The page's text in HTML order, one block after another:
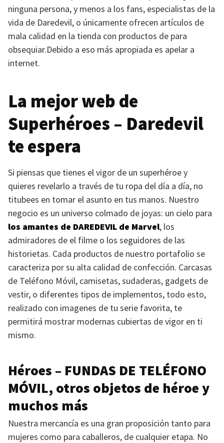
ninguna persona, y menos a los fans, especialistas de la
vida de Daredevil, o únicamente ofrecen artículos de
mala calidad en la tienda con productos de para
obsequiar.Debido a eso más apropiada es apelar a
internet.
La mejor web de
Superhéroes – Daredevil
te espera
Si piensas que tienes el vigor de un superhéroe y
quieres revelarlo a través de tu ropa del día a día, no
titubees en tomar el asunto en tus manos. Nuestro
negocio es un universo colmado de joyas: un cielo para
los amantes de DAREDEVIL de Marvel, los
admiradores de el filme o los seguidores de las
historietas. Cada productos de nuestro portafolio se
caracteriza por su alta calidad de confección. Carcasas
de Teléfono Móvil, camisetas, sudaderas, gadgets de
vestir, o diferentes tipos de implementos, todo esto,
realizado con imagenes de tu serie favorita, te
permitirá mostrar modernas cubiertas de vigor en ti
mismo.
Héroes – FUNDAS DE TELÉFONO
MÓVIL, otros objetos de héroe y
muchos más
Nuestra mercancía es una gran proposición tanto para
mujeres como para caballeros, de cualquier etapa. No